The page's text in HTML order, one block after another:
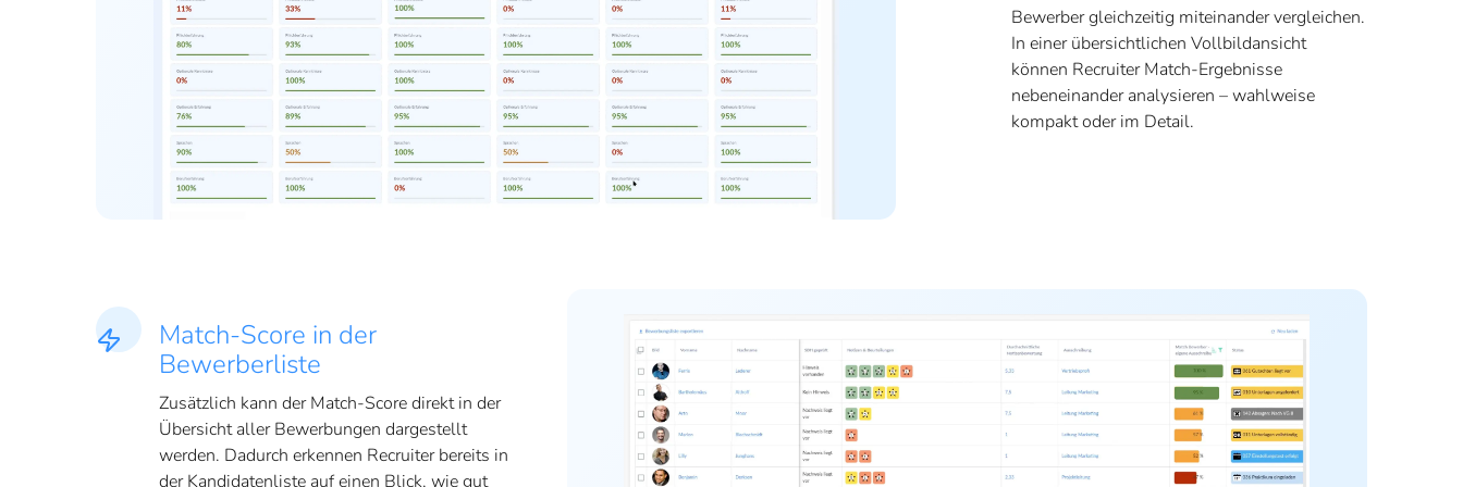
Bewerber gleichzeitig miteinander vergleichen.
In einer übersichtlichen Vollbildansicht
können Recruiter Match-Ergebnisse
nebeneinander analysieren – wahlweise
kompakt oder im Detail.
Match-Score in der
Bewerberliste
Zusätzlich kann der Match-Score direkt in der
Übersicht aller Bewerbungen dargestellt
werden. Dadurch erkennen Recruiter bereits in
der Kandidatenliste auf einen Blick, wie gut